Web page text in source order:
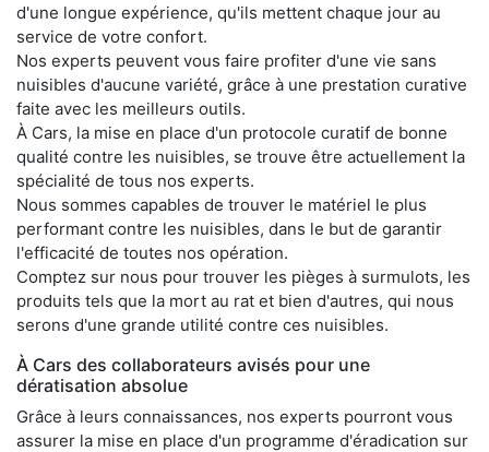
d'une longue expérience, qu'ils mettent chaque jour au
service de votre confort.
Nos experts peuvent vous faire profiter d'une vie sans
nuisibles d'aucune variété, grâce à une prestation curative
faite avec les meilleurs outils.
À Cars, la mise en place d'un protocole curatif de bonne
qualité contre les nuisibles, se trouve être actuellement la
spécialité de tous nos experts.
Nous sommes capables de trouver le matériel le plus
performant contre les nuisibles, dans le but de garantir
l'efficacité de toutes nos opération.
Comptez sur nous pour trouver les pièges à surmulots, les
produits tels que la mort au rat et bien d'autres, qui nous
serons d'une grande utilité contre ces nuisibles.
À Cars des collaborateurs avisés pour une
dératisation absolue
Grâce à leurs connaissances, nos experts pourront vous
assurer la mise en place d'un programme d'éradication sur